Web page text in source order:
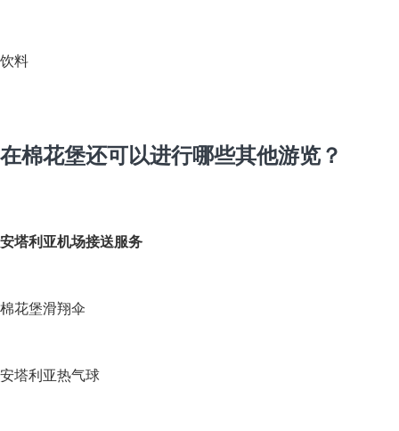
饮料
在棉花堡还可以进行哪些其他游览？
安塔利亚机场接送服务
棉花堡滑翔伞
安塔利亚热气球